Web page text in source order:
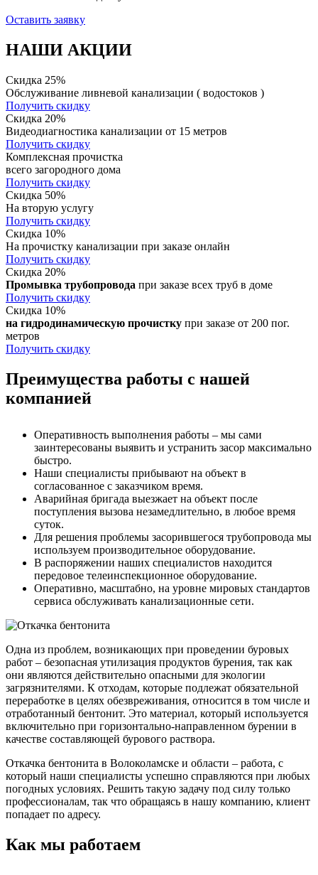
Оставить заявку
НАШИ АКЦИИ
Скидка 25%
Обслуживание ливневой канализации ( водостоков )
Получить скидку
Скидка 20%
Видеодиагностика канализации от 15 метров
Получить скидку
Комплексная прочистка
всего загородного дома
Получить скидку
Скидка 50%
На вторую услугу
Получить скидку
Скидка 10%
На прочистку канализации при заказе онлайн
Получить скидку
Скидка 20%
Промывка трубопровода при заказе всех труб в доме
Получить скидку
Скидка 10%
на гидродинамическую прочистку при заказе от 200 пог.
метров
Получить скидку
Преимущества работы с нашей
компанией
Оперативность выполнения работы – мы сами
заинтересованы выявить и устранить засор максимально
быстро.
Наши специалисты прибывают на объект в
согласованное с заказчиком время.
Аварийная бригада выезжает на объект после
поступления вызова незамедлительно, в любое время
суток.
Для решения проблемы засорившегося трубопровода мы
используем производительное оборудование.
В распоряжении наших специалистов находится
передовое телеинспекционное оборудование.
Оперативно, масштабно, на уровне мировых стандартов
сервиса обслуживать канализационные сети.
Одна из проблем, возникающих при проведении буровых
работ – безопасная утилизация продуктов бурения, так как
они являются действительно опасными для экологии
загрязнителями. К отходам, которые подлежат обязательной
переработке в целях обезвреживания, относится в том числе и
отработанный бентонит. Это материал, который используется
включительно при горизонтально-направленном бурении в
качестве составляющей бурового раствора.
Откачка бентонита в Волоколамске и области – работа, с
который наши специалисты успешно справляются при любых
погодных условиях. Решить такую задачу под силу только
профессионалам, так что обращаясь в нашу компанию, клиент
попадает по адресу.
Как мы работаем